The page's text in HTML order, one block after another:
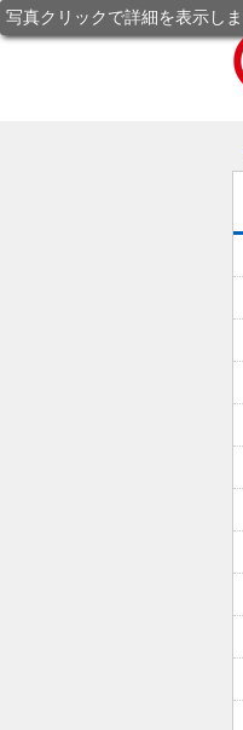
写真クリックで詳細を表示しま